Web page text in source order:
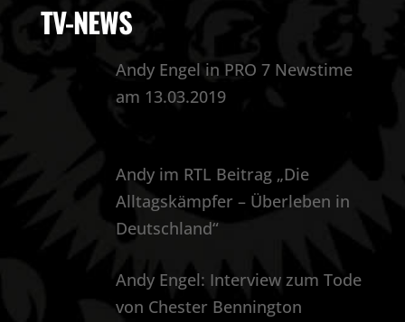
TV-NEWS
Andy Engel in PRO 7 Newstime
am 13.03.2019
Andy im RTL Beitrag „Die
Alltagskämpfer – Überleben in
Deutschland“
Andy Engel: Interview zum Tode
von Chester Bennington